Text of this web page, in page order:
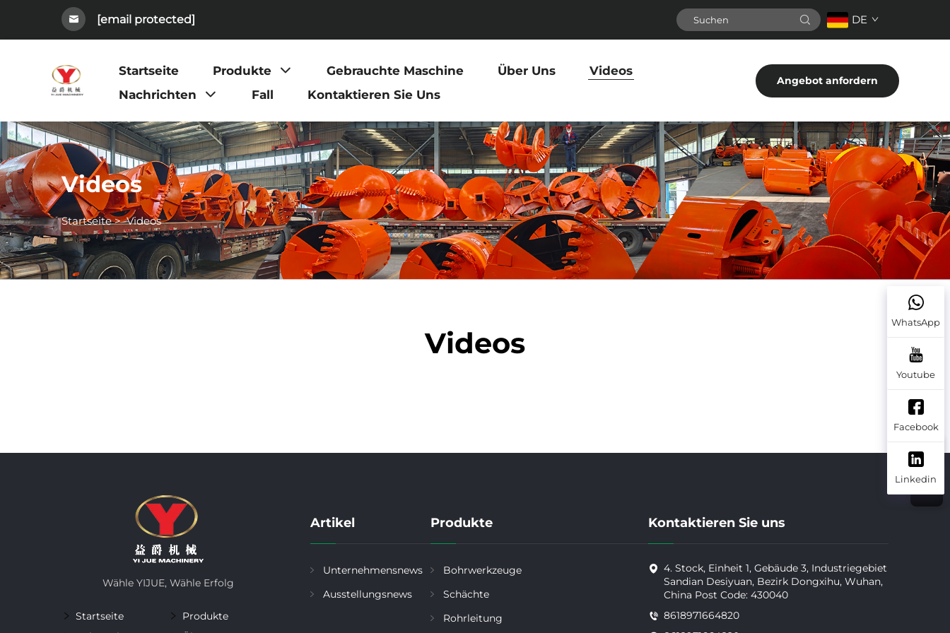
[email protected] DE
Startseite Produkte Gebrauchte Maschine Über Uns
Videos
Nachrichten
Fall Kontaktieren Sie Uns
Angebot anfordern
Videos
Startseite>Videos
Videos
WhatsApp
Youtube
Facebook
Linkedin
Wähle YIJUE, Wähle Erfolg
Startseite
Produkte
Artikel
Unternehmensnews
Ausstellungsnews
Produkte
Bohrwerkzeuge
Schächte
Rohrleitung
Kontaktieren Sie uns
4. Stock, Einheit 1, Gebäude 3, Industriegebiet
Sandian Desiyuan, Bezirk Dongxihu, Wuhan,
China Post Code: 430040
8618971664820